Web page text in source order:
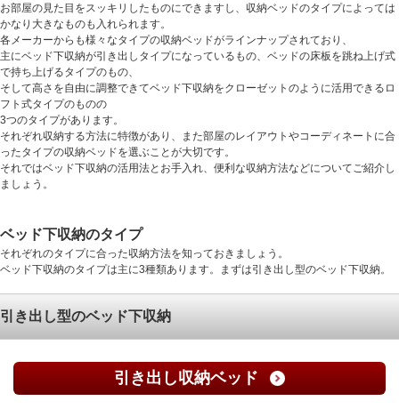
お部屋の見た目をスッキリしたものにできますし、収納ベッドのタイプによっては
かなり大きなものも入れられます。
各メーカーからも様々なタイプの収納ベッドがラインナップされており、
主にベッド下収納が引き出しタイプになっているもの、ベッドの床板を跳ね上げ式
で持ち上げるタイプのもの、
そして高さを自由に調整できてベッド下収納をクローゼットのように活用できるロ
フト式タイプのものの
3つのタイプがあります。
それぞれ収納する方法に特徴があり、また部屋のレイアウトやコーディネートに合
ったタイプの収納ベッドを選ぶことが大切です。
それではベッド下収納の活用法とお手入れ、便利な収納方法などについてご紹介し
ましょう。
ベッド下収納のタイプ
それぞれのタイプに合った収納方法を知っておきましょう。
ベッド下収納のタイプは主に3種類あります。まずは引き出し型のベッド下収納。
引き出し型のベッド下収納
引き出し収納ベッド